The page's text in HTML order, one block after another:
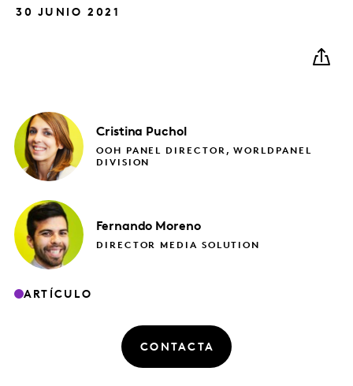
30 JUNIO 2021
Cristina Puchol
OOH PANEL DIRECTOR, WORLDPANEL
DIVISION
Fernando Moreno
DIRECTOR MEDIA SOLUTION
ARTÍCULO
CONTACTA